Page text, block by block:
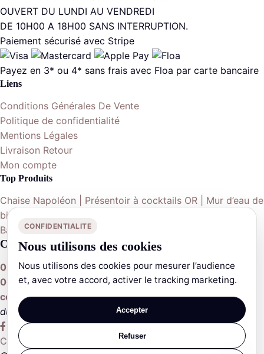
OUVERT DU LUNDI AU VENDREDI
DE 10H00 A 18H00 SANS INTERRUPTION.
Paiement sécurisé avec Stripe
Payez en 3* ou 4* sans frais avec Floa par carte bancaire
Liens
Conditions Générales De Vente
Politique de confidentialité
Mentions Légales
Livraison Retour
Mon compte
Top Produits
Chaise Napoléon | Présentoir à cocktails OR | Mur d’eau de
bienvenue | Table ronde 152cm | Nappe ronde 290cm |
Banquette | Boule de fleurs | …
Contactez-nous
02 19 27 13 60
06 65 13 35 12
contact@sublimdecor.fr
du lundi au vendredi de 10h à 18h
Contactez-nous
CONFIDENTIALITE
Nous utilisons des cookies
Nous utilisons des cookies pour mesurer l’audience
et, avec votre accord, activer le tracking marketing.
Accepter
Refuser